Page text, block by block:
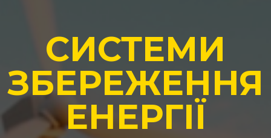
СИСТЕМИ
ЗБЕРЕЖЕННЯ
ЕНЕРГІЇ